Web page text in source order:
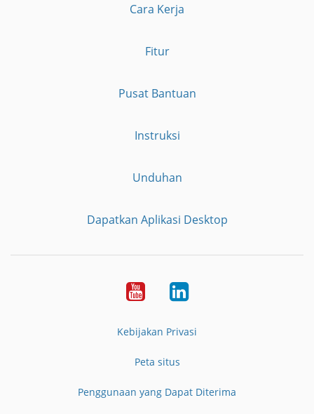
Cara Kerja
Fitur
Pusat Bantuan
Instruksi
Unduhan
Dapatkan Aplikasi Desktop
YouTubeLinkedIn
Kebijakan Privasi
Peta situs
Penggunaan yang Dapat Diterima